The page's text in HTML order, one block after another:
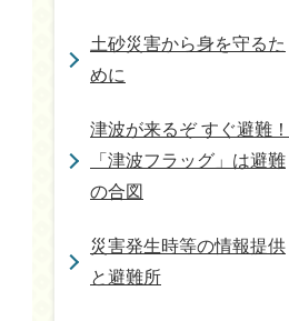
土砂災害から身を守るた
めに
津波が来るぞ すぐ避難！
「津波フラッグ」は避難
の合図
災害発生時等の情報提供
と避難所